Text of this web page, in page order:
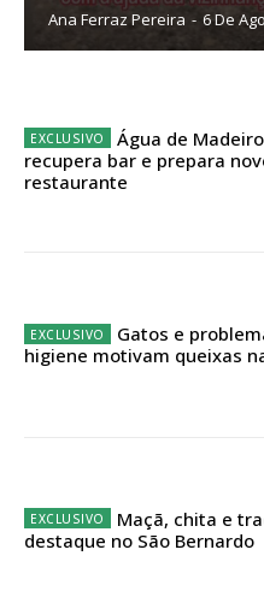
Planos
Faça-se assinante do Região de
Sendo assinante terá acesso a
12
Ana Ferraz Pereira - 6 De
Água de
recupera bar e prepara
restaurante
Gatos e
higiene motivam queixas
Maçã, chita e
destaque no São Bernardo